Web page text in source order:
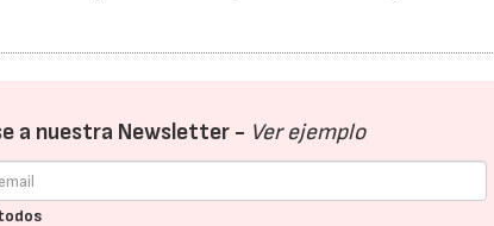
a nuestra Newsletter - Ver ejemplo